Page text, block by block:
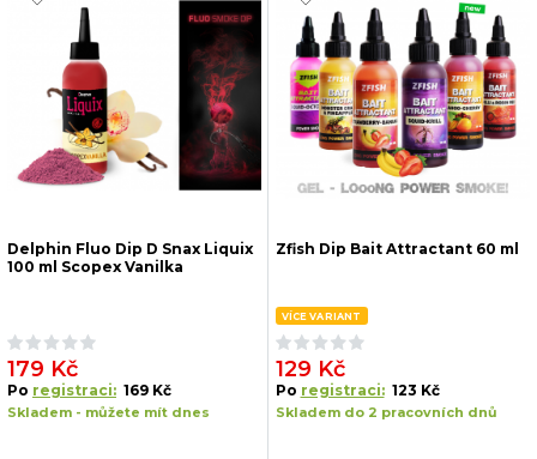
Delphin Fluo Dip D Snax Liquix
100 ml Scopex Vanilka
179 Kč
Po registraci: 169 Kč
Skladem - můžete mít dnes
Zfish Dip Bait Attractant 60 ml
VÍCE VARIANT
129 Kč
Po registraci: 123 Kč
Skladem do 2 pracovních dnů